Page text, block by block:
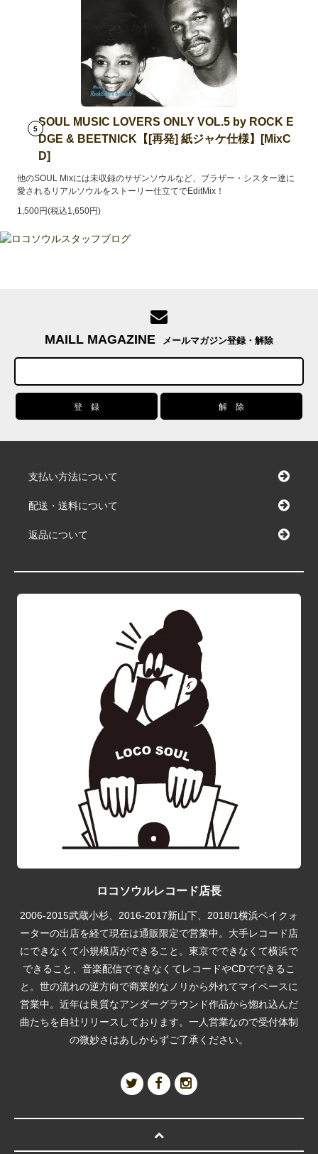
5
SOUL MUSIC LOVERS ONLY VOL.5 by ROCK E
DGE & BEETNICK【[再発] 紙ジャケ仕様】[MixC
D]
他のSOUL Mixには未収録のサザンソウルなど、ブラザー・シスター達に
愛されるリアルソウルをストーリー仕立てでEditMix！
1,500円(税込1,650円)
MAILL MAGAZINE メールマガジン登録・解除
支払い方法について
配送・送料について
返品について
ロコソウルレコード店長
2006-2015武蔵小杉、2016-2017新山下、2018/1横浜ベイクォ
ーターの出店を経て現在は通販限定で営業中。大手レコード店
にできなくて小規模店ができること。東京でできなくて横浜で
できること、音楽配信でできなくてレコードやCDでできるこ
と。世の流れの逆方向で商業的なノリから外れてマイペースに
営業中。近年は良質なアンダーグラウンド作品から惚れ込んだ
曲たちを自社リリースしております。一人営業なので受付体制
の微妙さはあしからずご了承ください。